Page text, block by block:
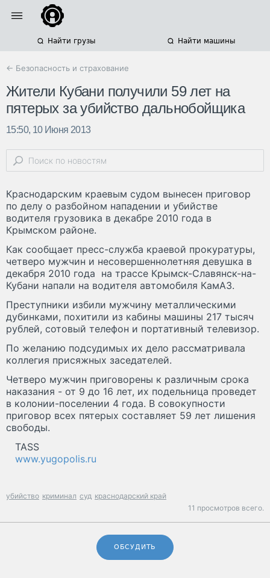
Найти грузы Найти машины
← Безопасность и страхование
Жители Кубани получили 59 лет на
пятерых за убийство дальнобойщика
15:50, 10 Июня 2013
Краснодарским краевым судом вынесен приговор
по делу о разбойном нападении и убийстве
водителя грузовика в декабре 2010 года в
Крымском районе.
Как сообщает пресс-служба краевой прокуратуры,
четверо мужчин и несовершеннолетняя девушка в
декабря 2010 года на трассе Крымск-Славянск-на-
Кубани напали на водителя автомобиля КамАЗ.
Преступники избили мужчину металлическими
дубинками, похитили из кабины машины 217 тысяч
рублей, сотовый телефон и портативный телевизор.
По желанию подсудимых их дело рассматривала
коллегия присяжных заседателей.
Четверо мужчин приговорены к различным срока
наказания - от 9 до 16 лет, их подельница проведет
в колонии-поселении 4 года. В совокупности
приговор всех пятерых составляет 59 лет лишения
свободы.
TASS
www.yugopolis.ru
убийство криминал суд краснодарский край
11 просмотров всего.
ОБСУДИТЬ